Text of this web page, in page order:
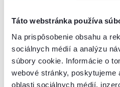
Táto webstránka používa
Na prispôsobenie obsahu a
sociálnych médií a analýzu
súbory cookie. Informácie o
webové stránky, poskytujeme
oblasti sociálnych médií,
Montážny návod
Nenašli ste